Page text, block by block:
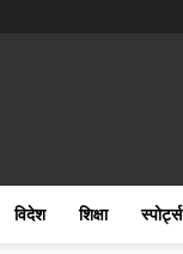
विदेश शिक्षा स्पोर्ट्स